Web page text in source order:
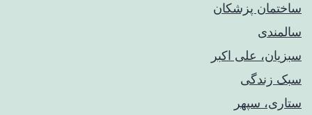
ساختمان پزشکان
سالمندی
سبزیان، علی اکبر
سبک زندگی
ستاری، سپهر